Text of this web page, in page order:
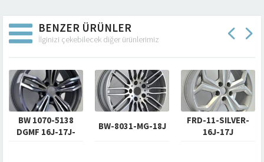
BENZER ÜRÜNLER
İlginizi çekebilecek diğer ürünlerimiz
1070-5138
16J-17J-
BW-8031-MG-18J
FRD-11-SILVER-
16J-17J